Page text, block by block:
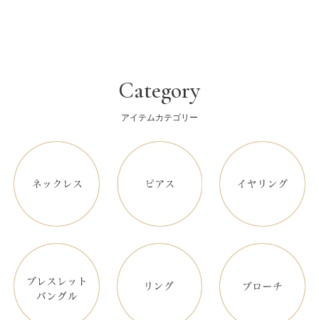
Category
アイテムカテゴリー